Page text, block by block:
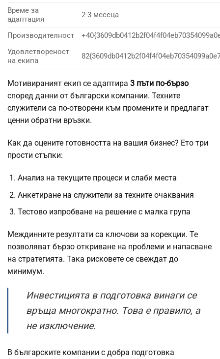
Време за
адаптация
2-3 месеца
Производителност
Удовлетвореност
на екипа
Мотивираният екип се адаптира 3 пъти по-бързо
според данни от български компании. Техните
служители са по-отворени към промените и предлагат
ценни обратни връзки.
Как да оцените готовността на вашия бизнес? Ето три
прости стъпки:
Анализ на текущите процеси и слаби места
Анкетиране на служители за техните очаквания
Тестово изпробване на решение с малка група
Междинните резултати са ключови за корекции. Те
позволяват бързо откриване на проблеми и напасване
на стратегията. Така рисковете се свеждат до
минимум.
Инвестицията в подготовка винаги се
връща многократно. Това е правило, а
не изключение.
В българските компании с добра подготовка